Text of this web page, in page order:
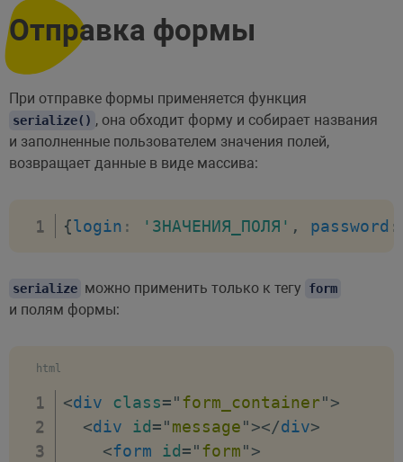
Отправка формы
При отправке формы применяется функция
serialize() , она обходит форму и собирает названия
и заполненные пользователем значения полей,
возвращает данные в виде массива:
{login : 'ЗНАЧЕНИЯ_ПОЛЯ' , password :
serialize можно применить только к тегу form
и полям формы:
html
<div class="form_container">
<div id="message"></div>
<form id="form">